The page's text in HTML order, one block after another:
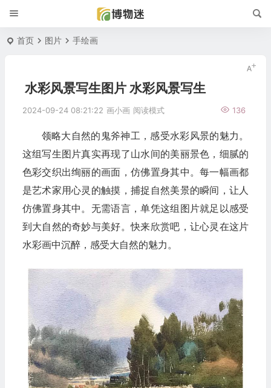
首页 图片 手绘画
水彩风景写生图片 水彩风景写生
2024-09-24 08:21:22 画小画 136
阅读模式
领略大自然的鬼斧神工，感受水彩风景的魅力。
这组写生图片真实再现了山水间的美丽景色，细腻的
色彩交织出绚丽的画面，仿佛置身其中。每一幅画都
是艺术家用心灵的触摸，捕捉自然美景的瞬间，让人
仿佛置身其中。无需语言，单凭这组图片就足以感受
到大自然的奇妙与美好。快来欣赏吧，让心灵在这片
水彩画中沉醉，感受大自然的魅力。